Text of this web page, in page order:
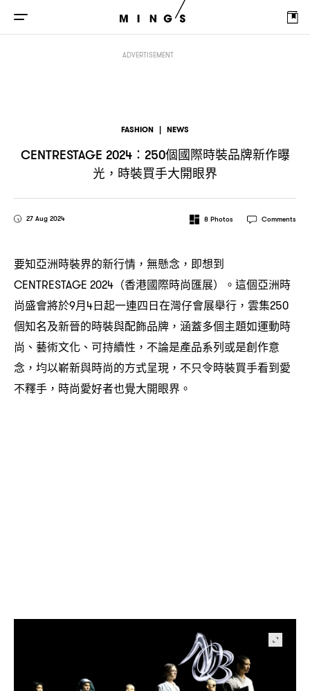
ADVERTISEMENT
FASHION | NEWS
CENTRESTAGE 2024：250個國際時裝品牌新作曝
光 ， 時裝買手大開眼界
27 Aug 2024 8 Photos Comments
要知亞洲時裝界的新行情 ， 無懸念 ， 即想到
CENTRESTAGE 2024（香港國際時尚匯展）
。這個亞洲時
尚盛會將於9月4日起一連四日在灣仔會展舉行 ， 雲集250
個知名及新晉的時裝與配飾品牌 ， 涵蓋多個主題如運動時
尚、藝術文化、可持續性 ， 不論是產品系列或是創作意
念 ， 均以嶄新與時尚的方式呈現 ， 不只令時裝買手看到愛
不釋手 ， 時尚愛好者也覺大開眼界。
CENTRESTAGE 2024：250 個國際時裝品牌新作曝光